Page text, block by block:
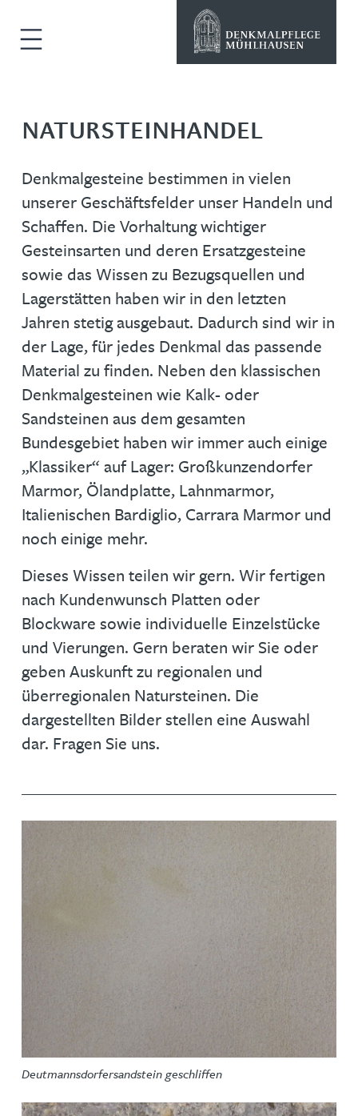
NATURSTEINHANDEL
Denkmalgesteine bestimmen in vielen
unserer Geschäftsfelder unser Handeln und
Schaffen. Die Vorhaltung wichtiger
Gesteinsarten und deren Ersatzgesteine
sowie das Wissen zu Bezugsquellen und
Lagerstätten haben wir in den letzten
Jahren stetig ausgebaut. Dadurch sind wir in
der Lage, für jedes Denkmal das passende
Material zu finden. Neben den klassischen
Denkmalgesteinen wie Kalk- oder
Sandsteinen aus dem gesamten
Bundesgebiet haben wir immer auch einige
„Klassiker“ auf Lager: Großkunzendorfer
Marmor, Ölandplatte, Lahnmarmor,
Italienischen Bardiglio, Carrara Marmor und
noch einige mehr.
Dieses Wissen teilen wir gern. Wir fertigen
nach Kundenwunsch Platten oder
Blockware sowie individuelle Einzelstücke
und Vierungen. Gern beraten wir Sie oder
geben Auskunft zu regionalen und
überregionalen Natursteinen. Die
dargestellten Bilder stellen eine Auswahl
dar. Fragen Sie uns.
Deutmannsdorfersandstein geschliffen